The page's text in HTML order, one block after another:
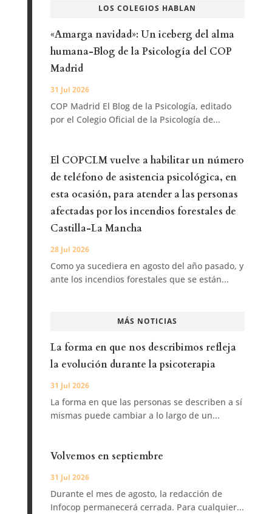
LOS COLEGIOS HABLAN
«Amarga navidad»: Un iceberg del alma
humana-Blog de la Psicología del COP
Madrid
31 Jul 2026
COP Madrid El Blog de la Psicología, editado
por el Colegio Oficial de la Psicología de...
El COPCLM vuelve a habilitar un número
de teléfono de asistencia psicológica, en
esta ocasión, para atender a las personas
afectadas por los incendios forestales de
Castilla-La Mancha
28 Jul 2026
Como ya sucediera en agosto del año pasado, y
ante los incendios forestales que se están...
MÁS NOTICIAS
La forma en que nos describimos refleja
la evolución durante la psicoterapia
31 Jul 2026
La forma en que las personas se describen a sí
mismas puede cambiar a lo largo de un...
Volvemos en septiembre
31 Jul 2026
Durante el mes de agosto, la redacción de
Infocop permanecerá cerrada. Para cualquier...